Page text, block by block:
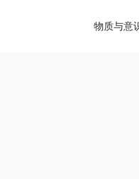
物质与意